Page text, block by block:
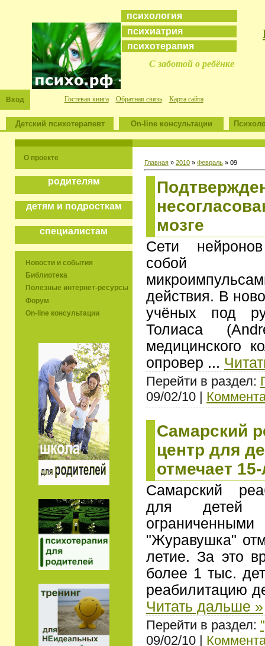
психология
психиатрия
психотерапия
С заботой о ребёнке
Вход Гостевая книга Обратная связь Карта сайта
Детский психотерапевт On-line консультации
О проекте
родителям
детям и подросткам
специалистам
Новости и события
Библиотека
Полезные интернет-ресурсы
Форум
On-line консультации
Главная » 2010 » Февраль » 09
мозге
Cети
собой
действия. В
учёных под
Толиаса
медицинского
опровер ...
Перейти в раздел:
09/02/10 |
Самарский
центр для
отмечает
Самарский
для детей
"Журавушка"
летие. За это
более 1 тыс.
реабилитацию
Читать дальше »
Перейти в раздел:
09/02/10 |